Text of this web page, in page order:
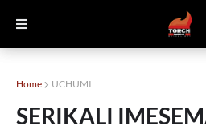
Home UCHUMI
SERIKALI